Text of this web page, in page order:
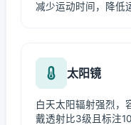
减少运动时间，降低
太阳镜
白天太阳辐射强烈，
戴透射比3级且标注